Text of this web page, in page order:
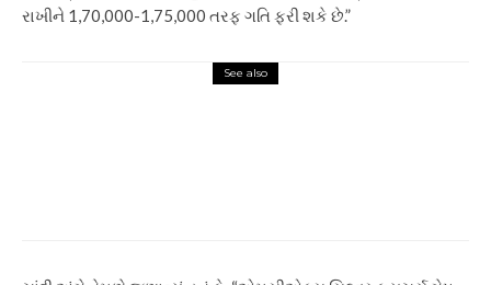
રાખીને 1,70,000-1,75,000 તરફ ગતિ ફરી શકે છે.”
See also